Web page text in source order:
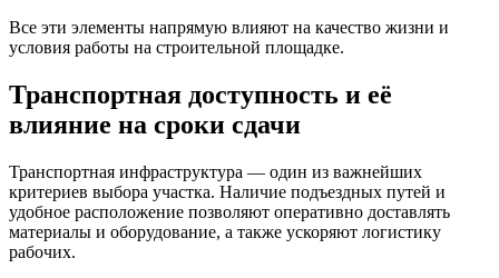
Все эти элементы напрямую влияют на качество жизни и
условия работы на строительной площадке.
Транспортная доступность и её
влияние на сроки сдачи
Транспортная инфраструктура — один из важнейших
критериев выбора участка. Наличие подъездных путей и
удобное расположение позволяют оперативно доставлять
материалы и оборудование, а также ускоряют логистику
рабочих.